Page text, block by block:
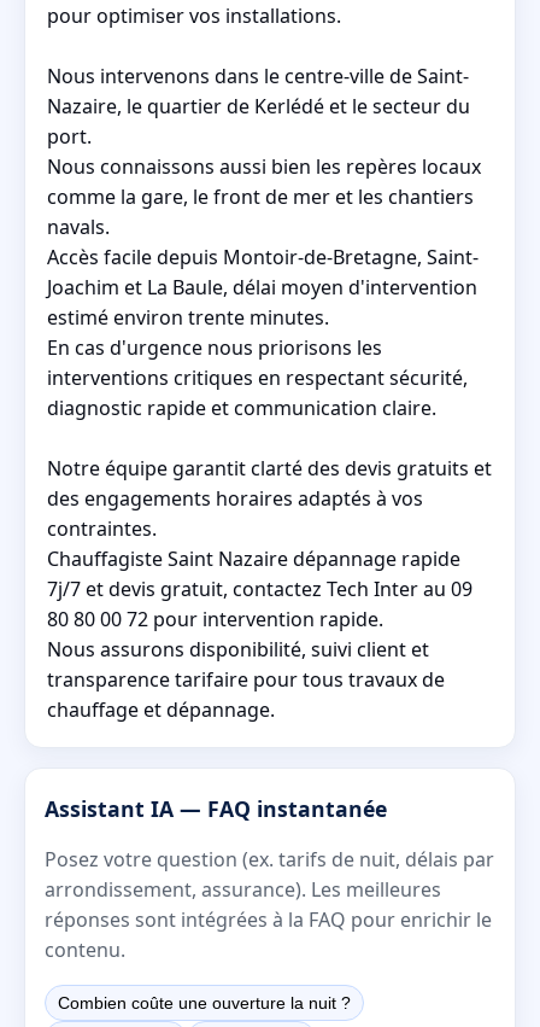
pour optimiser vos installations.
Nous intervenons dans le centre-ville de Saint-
Nazaire, le quartier de Kerlédé et le secteur du
port.
Nous connaissons aussi bien les repères locaux
comme la gare, le front de mer et les chantiers
navals.
Accès facile depuis Montoir-de-Bretagne, Saint-
Joachim et La Baule, délai moyen d'intervention
estimé environ trente minutes.
En cas d'urgence nous priorisons les
interventions critiques en respectant sécurité,
diagnostic rapide et communication claire.
Notre équipe garantit clarté des devis gratuits et
des engagements horaires adaptés à vos
contraintes.
Chauffagiste Saint Nazaire dépannage rapide
7j/7 et devis gratuit, contactez Tech Inter au 09
80 80 00 72 pour intervention rapide.
Nous assurons disponibilité, suivi client et
transparence tarifaire pour tous travaux de
chauffage et dépannage.
Assistant IA — FAQ instantanée
Posez votre question (ex. tarifs de nuit, délais par
arrondissement, assurance). Les meilleures
réponses sont intégrées à la FAQ pour enrichir le
contenu.
Combien coûte une ouverture la nuit ?